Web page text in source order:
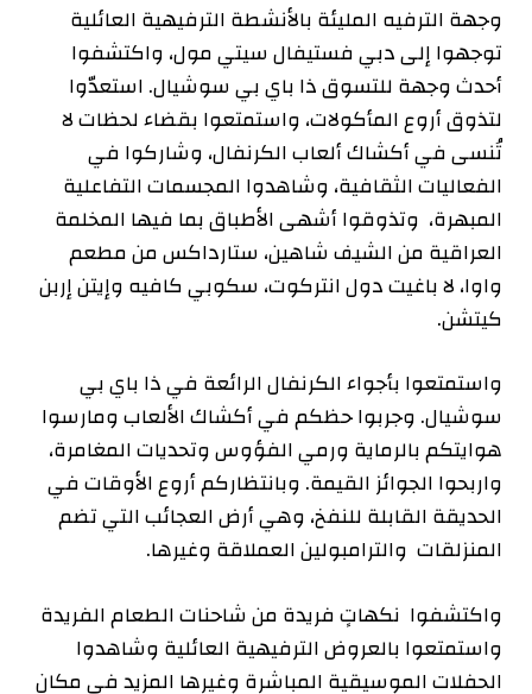
وجهة الترفيه المليئة بالأنشطة الترفيهية العائلية
توجهوا إلى دبي فستيفال سيتي مول، واكتشفوا
أحدث وجهة للتسوق ذا باي بي سوشيال. استعدّوا
لتذوق أروع المأكولات، واستمتعوا بقضاء لحظات لا
تُنسى في أكشاك ألعاب الكرنفال، وشاركوا في
الفعاليات الثقافية، وشاهدوا المجسمات التفاعلية
المبهرة، وتذوقوا أشهى الأطباق بما فيها المخلمة
العراقية من الشيف شاهين، ستارداكس من مطعم
واوا، لا باغيت دول انتركوت، سكوبي كافيه وإيتن إربن
كيتشن.
واستمتعوا بأجواء الكرنفال الرائعة في ذا باي بي
سوشيال. وجربوا حظكم في أكشاك الألعاب ومارسوا
هوايتكم بالرماية ورمي الفؤوس وتحديات المغامرة،
واربحوا الجوائز القيمة. وبانتظاركم أروع الأوقات في
الحديقة القابلة للنفخ، وهي أرض العجائب التي تضم
المنزلقات والترامبولين العملاقة وغيرها.
واكتشفوا نكهاتٍ فريدة من شاحنات الطعام الفريدة
واستمتعوا بالعروض الترفيهية العائلية وشاهدوا
الحفلات الموسيقية المباشرة وغيرها المزيد في مكانٍ